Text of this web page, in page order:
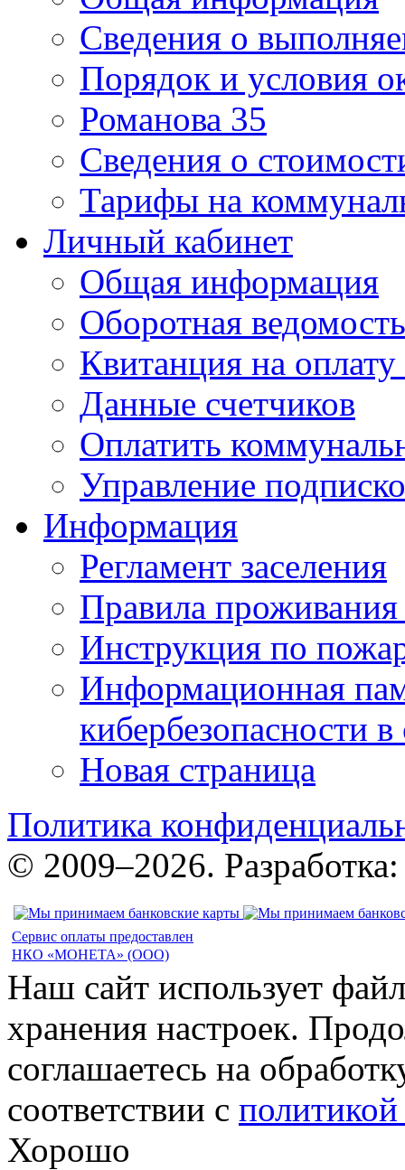
Сведения о
Порядок и условия
Романова 35
Сведения о
Тарифы на
Личный кабинет
Общая информация
Оборотная ведомость
Квитанция на
Данные счетчиков
Оплатить
Управление
Информация
Регламент заселения
Правила
Инструкция по
Информационная
кибербезопасности
Новая страница
Политика
© 2009–2026.
Сервис оплаты предоставлен
НКО «МОНЕТА» (ООО)
Наш сайт использует
хранения настроек.
соглашаетесь на
соответствии с
Хорошо